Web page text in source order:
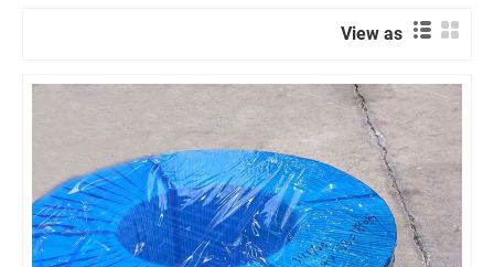
View as